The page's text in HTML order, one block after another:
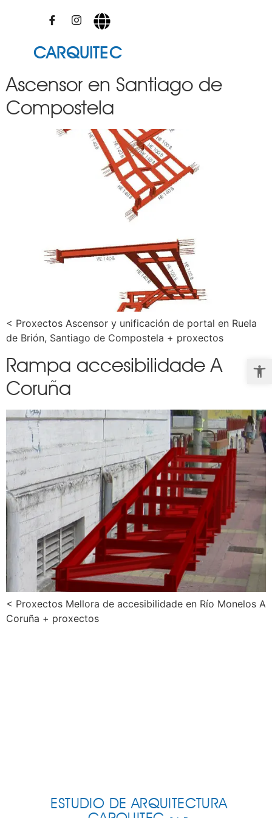
CARQUITEC
Ascensor en Santiago de
Compostela
< Proxectos Ascensor y unificación de portal en Ruela
de Brión, Santiago de Compostela + proxectos
Rampa accesibilidade A
Coruña
< Proxectos Mellora de accesibilidade en Río Monelos A
Coruña + proxectos
ESTUDIO DE ARQUITECTURA
Abrir